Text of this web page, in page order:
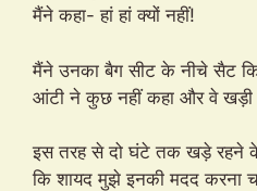
मैंने कहा- हां हां क्यों नहीं!
मैंने उनका बैग सीट के नीचे सैट
आंटी ने कुछ नहीं कहा और वे खड़ी
इस तरह से दो घंटे तक खड़े रहने
कि शायद मुझे इनकी मदद करना